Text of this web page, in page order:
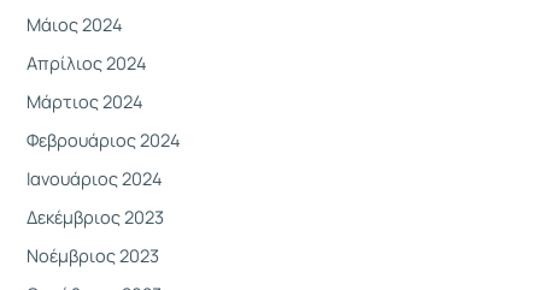
Μάιος 2024
Απρίλιος 2024
Μάρτιος 2024
Φεβρουάριος 2024
Ιανουάριος 2024
Δεκέμβριος 2023
Νοέμβριος 2023